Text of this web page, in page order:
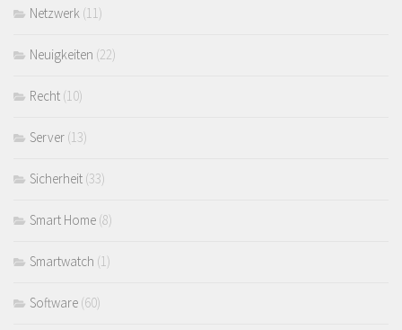
Netzwerk (11)
Neuigkeiten (22)
Recht (10)
Server (13)
Sicherheit (33)
Smart Home (8)
Smartwatch (1)
Software (60)